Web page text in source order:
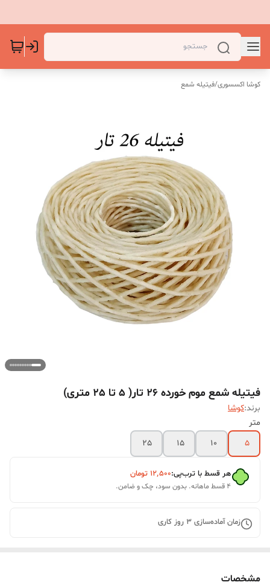
کوشا اکسسوری/فیتیله شمع
فیتیله شمع موم خورده 26 تار( 5 تا 25 متری)
برند:کوشا
متر
5
10
15
25
هر قسط با ترب‌پی:۱۲٬۵۰۰ تومان
۴ قسط ماهانه. بدون سود، چک و ضامن.
زمان آماده‌سازی 3 روز کاری
مشخصات